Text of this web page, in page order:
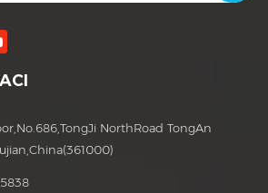
NorthRoad TongAn